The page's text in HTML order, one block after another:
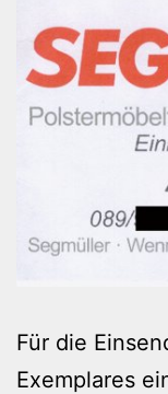
Für die
Exemplares